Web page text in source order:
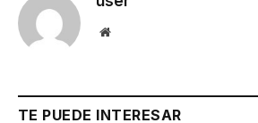
Website
TE PUEDE INTERESAR